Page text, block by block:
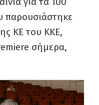
παρουσιάστηκε
ΚΕ του ΚΚΕ,
σήμερα,